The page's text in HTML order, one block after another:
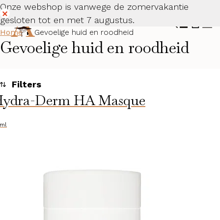
Onze webshop is vanwege de zomervakantie
gesloten tot en met 7 augustus.
Dismiss
Home
Gevoelige huid en roodheid
Gevoelige huid en roodheid
Categorieën
Derm HA Masque